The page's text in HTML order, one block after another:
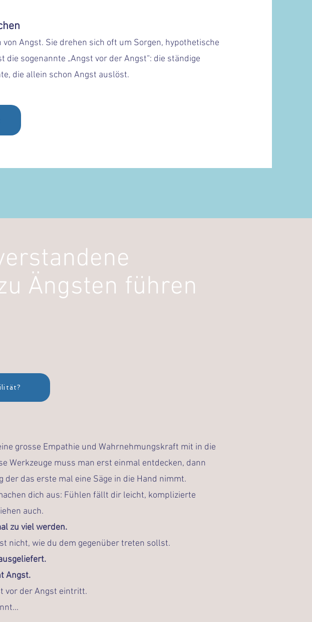
Angst. Sie drehen sich oft um Sorgen, hypothetische
die sogenannte „Angst vor der Angst“: die ständige
die allein schon Angst auslöst.
Ängsten führen
grosse Empathie und Wahrnehmungskraft mit in die
Werkzeuge muss man erst einmal entdecken, dann
das erste mal eine Säge in die Hand nimmt.
dich aus: Fühlen fällt dir leicht, komplizierte
auch.
zu viel werden.
nicht, wie du dem gegenüber treten sollst.
Angst.
vor der Angst eintritt.